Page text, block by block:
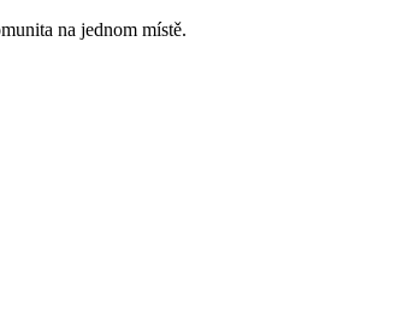
na jednom místě.